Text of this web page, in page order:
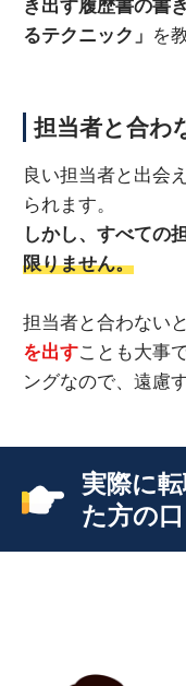
き出す履歴書の書き
るテクニック」 を
担当者と合わ
良い担当者と出会
られます。
しかし、すべての
限りません。
担当者と合わない
を出すことも大事
ングなので、遠慮
実際に
た方の口